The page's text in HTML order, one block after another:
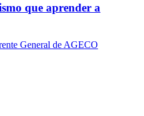
que aprender a
General de AGECO